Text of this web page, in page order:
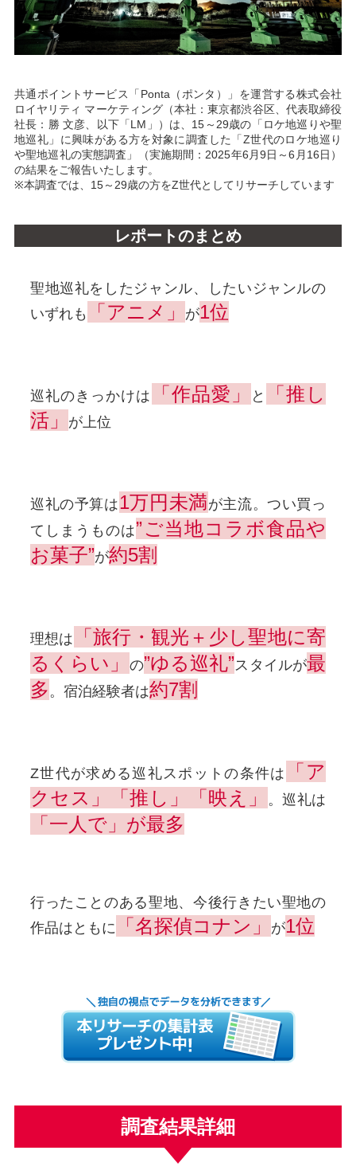
共通ポイントサービス「Ponta（ポンタ）」を運営する株式会社
ロイヤリティ マーケティング（本社：東京都渋谷区、代表取締役
社長：勝 文彦、以下「LM」）は、15～29歳の「ロケ地巡りや聖
地巡礼」に興味がある方を対象に調査した「Z世代のロケ地巡り
や聖地巡礼の実態調査」（実施期間：2025年6月9日～6月16日）
の結果をご報告いたします。
※本調査では、15～29歳の方をZ世代としてリサーチしています
レポートのまとめ
聖地巡礼をしたジャンル、したいジャンルの
いずれも
「アニメ」 が1位
巡礼のきっかけは 「作品愛」 と
「推し
活」
が上位
巡礼の予算は1万円未満が主流。つい買っ
てしまうものは”ご当地コラボ食品や
お菓子”が約5割
理想は
「旅行・観光＋少し聖地に寄
るくらい」
の”ゆる巡礼”スタイルが最
多。宿泊経験者は約7割
Z世代が求める巡礼スポットの条件は
「ア
クセス」「推し」「映え」
。巡礼は
「一人で」が最多
行ったことのある聖地、今後行きたい聖地の
作品はともに
「名探偵コナン」 が1位
調査結果詳細